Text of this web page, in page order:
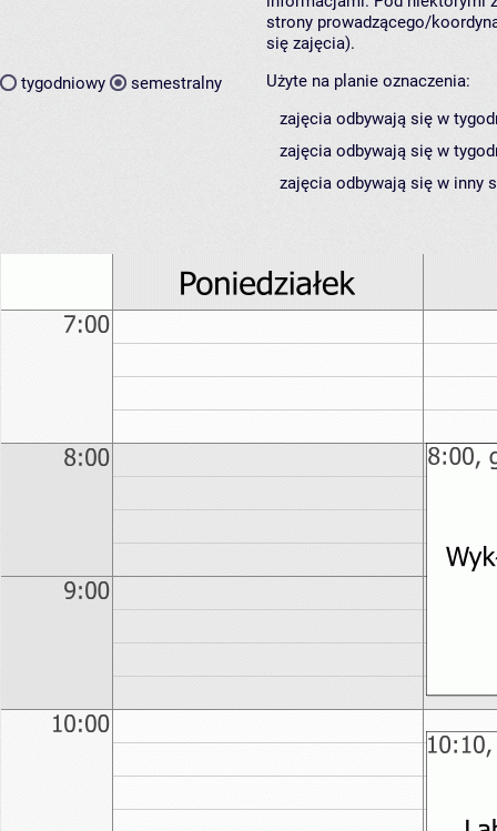
tygodniowy semestralny
strony prowadzącego/
się zajęcia).
Użyte na planie oznaczenia:
zajęcia odbywają się w
zajęcia odbywają się w
zajęcia odbywają się w inny